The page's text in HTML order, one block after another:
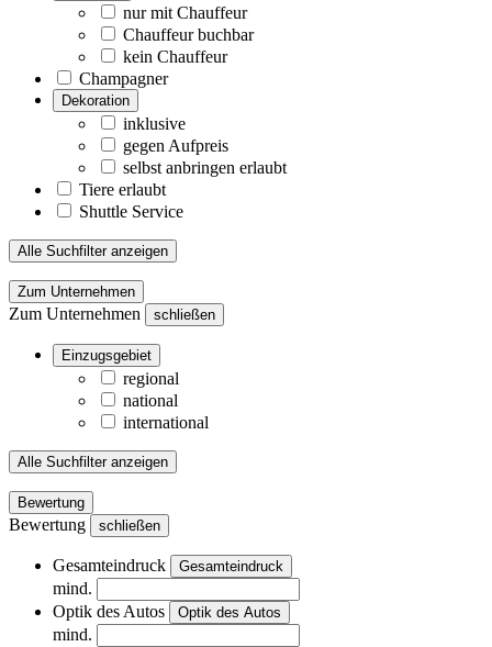
nur mit Chauffeur
Chauffeur buchbar
kein Chauffeur
Champagner
Dekoration
inklusive
gegen Aufpreis
selbst anbringen erlaubt
Tiere erlaubt
Shuttle Service
Alle Suchfilter anzeigen
Zum Unternehmen
Zum Unternehmen schließen
Einzugsgebiet
regional
national
international
Alle Suchfilter anzeigen
Bewertung
Bewertung schließen
Gesamteindruck Gesamteindruck
mind.
Optik des Autos
Optik des Autos
mind.